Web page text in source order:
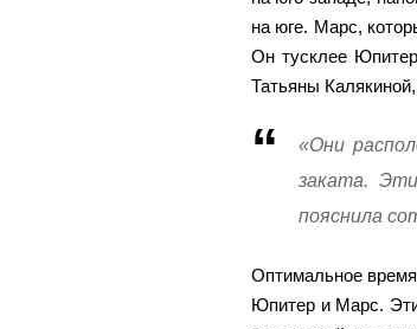
на юге. Марс,
Он тусклее
Татьяны
«Они
заката.
пояснила
Оптимальное
Юпитер и Марс.